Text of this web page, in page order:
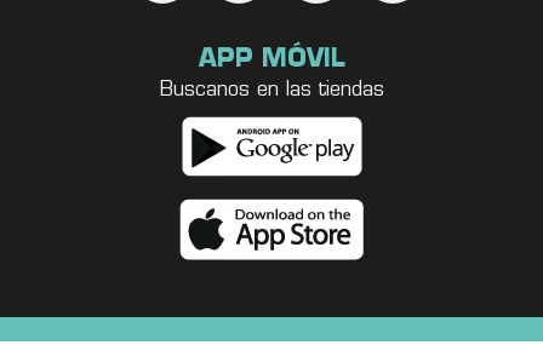
APP MÓVIL
Buscanos en las tiendas